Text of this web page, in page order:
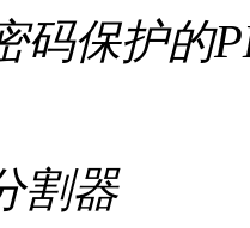
码保护的
割器